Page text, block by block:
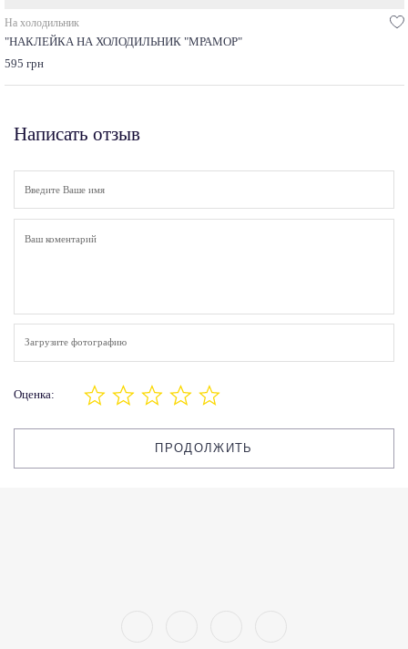
На холодильник
"НАКЛЕЙКА НА ХОЛОДИЛЬНИК "МРАМОР"
595 грн
Написать отзыв
Загрузите фотографию
Оценка:
ПРОДОЛЖИТЬ